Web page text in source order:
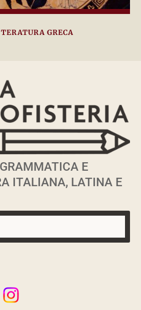
GRECA
GRAMMATICA E
ITALIANA, LATINA E